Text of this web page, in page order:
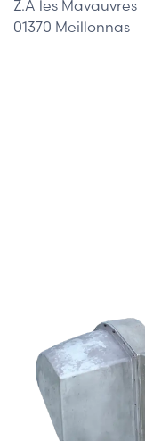
Z.A les Mavauvres
01370 Meillonnas